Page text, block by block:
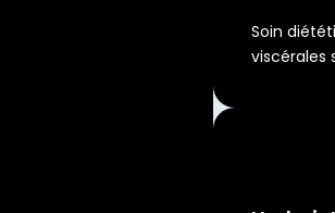
Soin
viscérales